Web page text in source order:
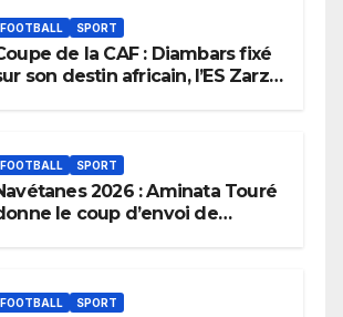
FOOTBALL SPORT
de la CAF : Diambars fixé
son destin africain, l’ES Zarzis
FOOTBALL SPORT
2026 : Aminata Touré
le coup d’envoi de
FOOTBALL SPORT